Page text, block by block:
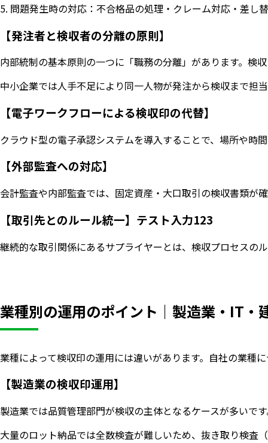
5. 問題発生時の対応：不合格品の処理・クレーム対応・差し
【発注者と検収者の分離の原則】
内部統制の基本原則の一つに「職務の分離」があります。検
中小企業では人手不足により同一人物が発注から検収まで担
【電子ワークフローによる検収印の代替】
クラウド型の電子承認システムを導入することで、場所や時
【外部監査への対応】
会計監査や内部監査では、固定資産・大口取引の検収書類が
【取引先とのルール統一】テスト入力123
継続的な取引関係にあるサプライヤーとは、検収プロセスの
業種別の運用のポイント｜製造業・IT・
業種によって検収印の運用には違いがあります。自社の業種
【製造業の検収印運用】
製造業では品質管理部門が検収の主体となるケースが多い
大量のロット納品では全数検査が難しいため、抜き取り検査